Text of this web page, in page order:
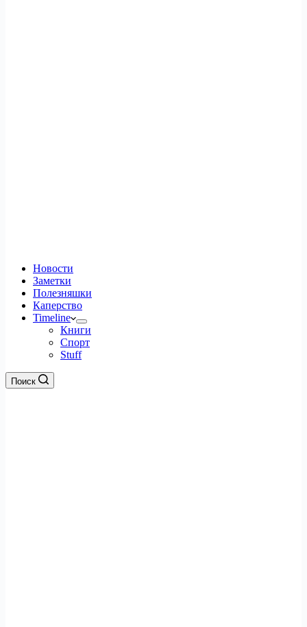
Новости
Заметки
Полезняшки
Каперство
Timeline
Книги
Спорт
Stuff
Поиск